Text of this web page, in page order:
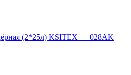
(2*25л) KSITEX — 028AK